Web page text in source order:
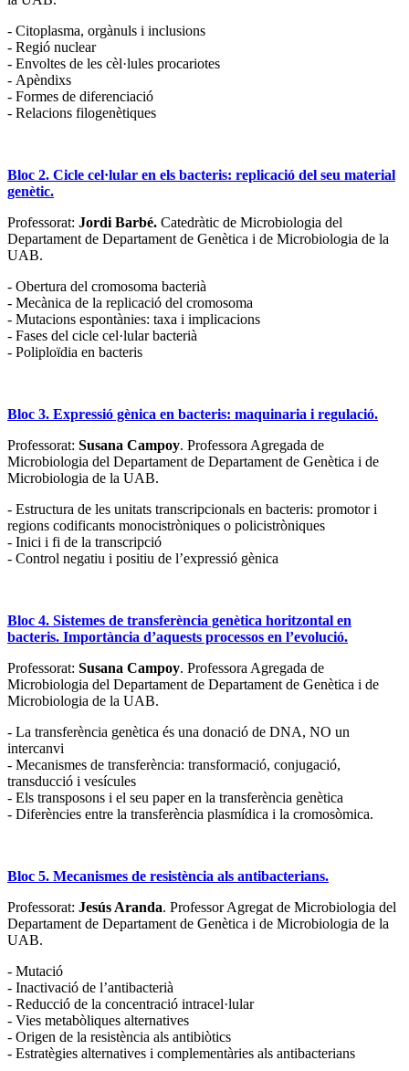
- Citoplasma, orgànuls i inclusions
- Regió nuclear
- Envoltes de les cèl·lules procariotes
- Apèndixs
- Formes de diferenciació
- Relacions filogenètiques
Bloc 2. Cicle cel·lular en els bacteris: replicació del seu material
genètic.
Professorat: Jordi Barbé. Catedràtic de Microbiologia del
Departament de Departament de Genètica i de Microbiologia de la
UAB.
- Obertura del cromosoma bacterià
- Mecànica de la replicació del cromosoma
- Mutacions espontànies: taxa i implicacions
- Fases del cicle cel·lular bacterià
- Poliploïdia en bacteris
Bloc 3. Expressió gènica en bacteris: maquinaria i regulació.
Professorat: Susana Campoy. Professora Agregada de
Microbiologia del Departament de Departament de Genètica i de
Microbiologia de la UAB.
- Estructura de les unitats transcripcionals en bacteris: promotor i
regions codificants monocistròniques o policistròniques
- Inici i fi de la transcripció
- Control negatiu i positiu de l’expressió gènica
Bloc 4. Sistemes de transferència genètica horitzontal en
bacteris. Importància d’aquests processos en l’evolució.
Professorat: Susana Campoy. Professora Agregada de
Microbiologia del Departament de Departament de Genètica i de
Microbiologia de la UAB.
- La transferència genètica és una donació de DNA, NO un
intercanvi
- Mecanismes de transferència: transformació, conjugació,
transducció i vesícules
- Els transposons i el seu paper en la transferència genètica
- Diferències entre la transferència plasmídica i la cromosòmica.
Bloc 5. Mecanismes de resistència als antibacterians.
Professorat: Jesús Aranda. Professor Agregat de Microbiologia del
Departament de Departament de Genètica i de Microbiologia de la
UAB.
- Mutació
- Inactivació de l’antibacterià
- Reducció de la concentració intracel·lular
- Vies metabòliques alternatives
- Origen de la resistència als antibiòtics
- Estratègies alternatives i complementàries als antibacterians